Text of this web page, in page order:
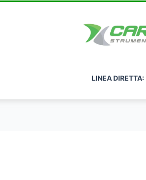
LINEA DIRETTA: